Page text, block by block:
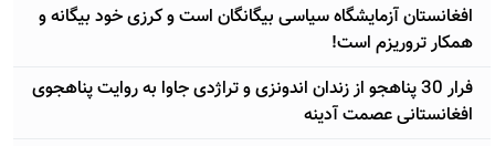
افغانستان آزمایشگاه سیاسی بیگانگان است و کرزی خود بیگانه و
همکار تروریزم است!
فرار 30 پناهجو از زندان اندونزی و تراژدی جاوا به روایت پناهجوی
افغانستانی عصمت آدینه